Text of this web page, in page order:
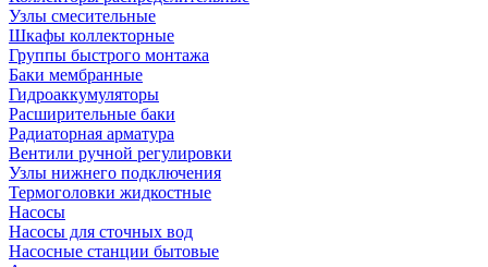
Узлы смесительные
Шкафы коллекторные
Группы быстрого монтажа
Баки мембранные
Гидроаккумуляторы
Расширительные баки
Радиаторная арматура
Вентили ручной регулировки
Узлы нижнего подключения
Термоголовки жидкостные
Насосы
Насосы для сточных вод
Насосные станции бытовые